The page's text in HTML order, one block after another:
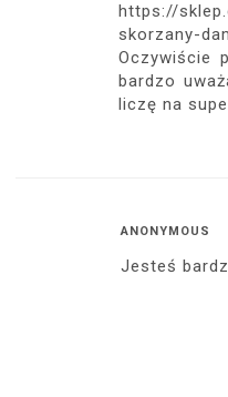
https://
skorzany-
Oczywiście
bardzo
liczę na
ANONYMOUS
Jesteś